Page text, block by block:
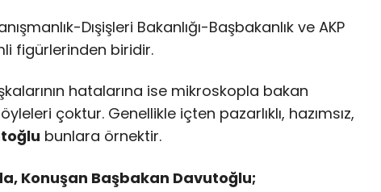
Dışişleri Bakanlığı-Başbakanlık ve AKP
figürlerinden biridir.
hatalarına ise mikroskopla bakan
çoktur. Genellikle içten pazarlıklı, hazımsız,
bunlara örnektir.
Konuşan Başbakan Davutoğlu;